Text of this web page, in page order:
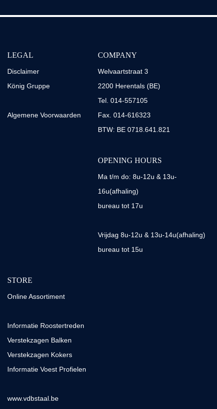
LEGAL
Disclaimer
König Gruppe
Algemene Voorwaarden
COMPANY
Welvaartstraat 3
2200 Herentals (BE)
Tel. 014-557105
Fax. 014-616323
BTW: BE 0718.641.821
OPENING HOURS
Ma t/m do: 8u-12u & 13u-
16u(afhaling)
bureau tot 17u
Vrijdag 8u-12u & 13u-14u(afhaling)
bureau tot 15u
STORE
Online Assortiment
Informatie Roostertreden
Verstekzagen Balken
Verstekzagen Kokers
Informatie Voest Profielen
www.vdbstaal.be